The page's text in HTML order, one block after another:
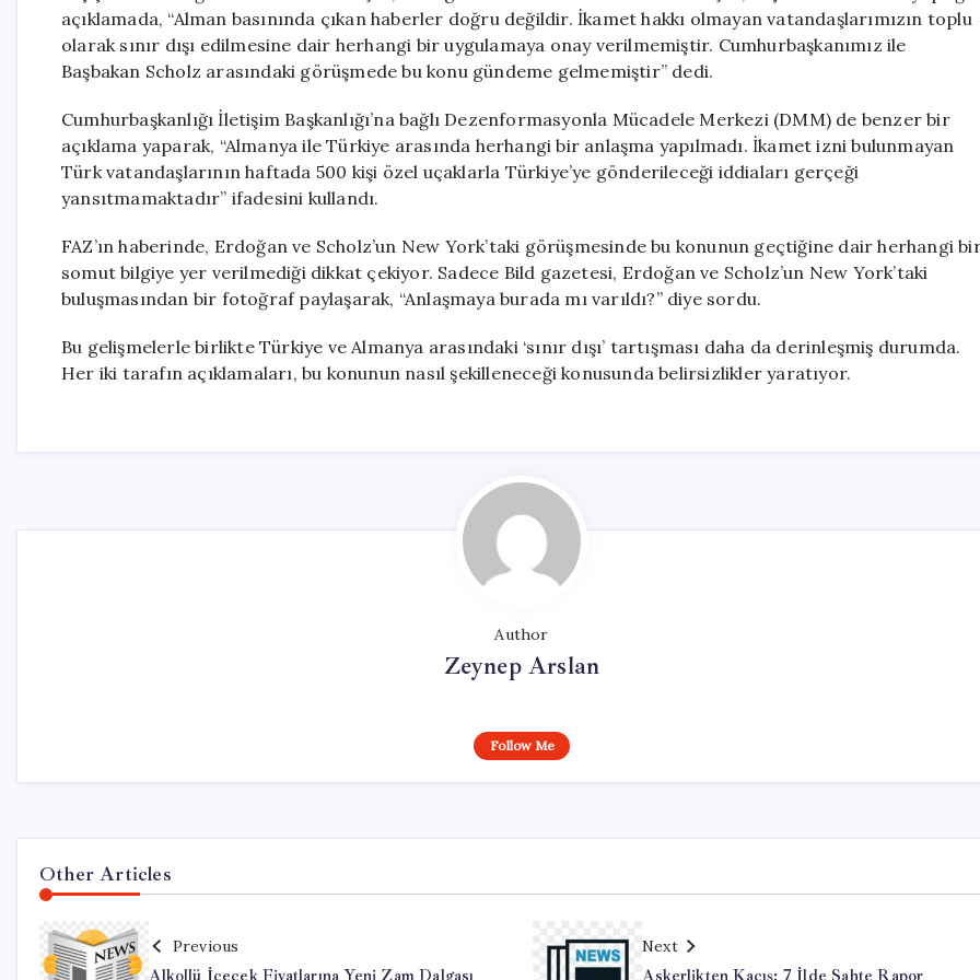
açıklamada, “Alman basınında çıkan haberler doğru değildir. İkamet hakkı olmayan vatandaşlarımızın toplu
olarak sınır dışı edilmesine dair herhangi bir uygulamaya onay verilmemiştir. Cumhurbaşkanımız ile
Başbakan Scholz arasındaki görüşmede bu konu gündeme gelmemiştir” dedi.
Cumhurbaşkanlığı İletişim Başkanlığı’na bağlı Dezenformasyonla Mücadele Merkezi (DMM) de benzer bir
açıklama yaparak, “Almanya ile Türkiye arasında herhangi bir anlaşma yapılmadı. İkamet izni bulunmayan
Türk vatandaşlarının haftada 500 kişi özel uçaklarla Türkiye’ye gönderileceği iddiaları gerçeği
yansıtmamaktadır” ifadesini kullandı.
FAZ’ın haberinde, Erdoğan ve Scholz’un New York’taki görüşmesinde bu konunun geçtiğine dair herhangi
somut bilgiye yer verilmediği dikkat çekiyor. Sadece Bild gazetesi, Erdoğan ve Scholz’un New York’taki
buluşmasından bir fotoğraf paylaşarak, “Anlaşmaya burada mı varıldı?” diye sordu.
Bu gelişmelerle birlikte Türkiye ve Almanya arasındaki ‘sınır dışı’ tartışması daha da derinleşmiş durumda.
Her iki tarafın açıklamaları, bu konunun nasıl şekilleneceği konusunda belirsizlikler yaratıyor.
Author
Zeynep Arslan
Follow Me
Other Articles
Previous
Alkollü İçecek Fiyatlarına Yeni Zam Dalgası
Next
Askerlikten Kaçış: 7 İlde Sahte Rapor